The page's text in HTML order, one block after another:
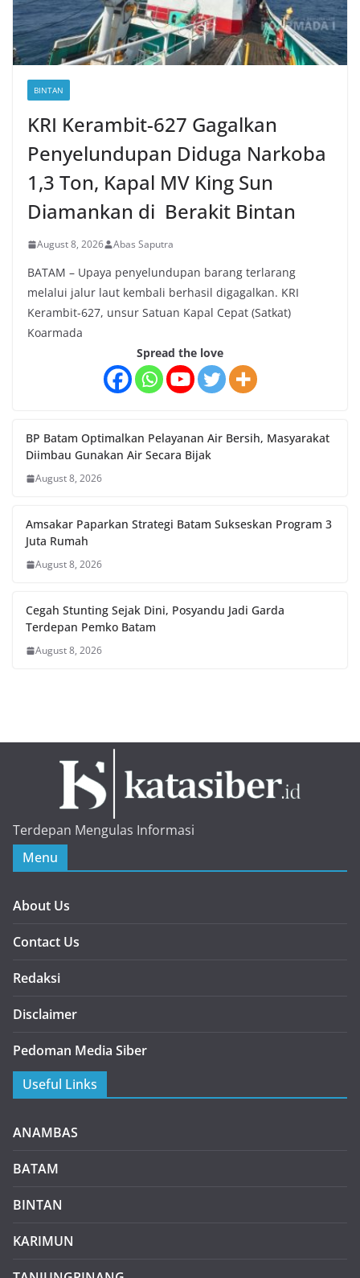
BINTAN
KRI Kerambit-627 Gagalkan
Penyelundupan Diduga Narkoba
1,3 Ton, Kapal MV King Sun
Diamankan di Berakit Bintan
August 8, 2026 Abas Saputra
BATAM – Upaya penyelundupan barang terlarang
melalui jalur laut kembali berhasil digagalkan. KRI
Kerambit-627, unsur Satuan Kapal Cepat (Satkat)
Koarmada
Spread the love
BP Batam Optimalkan Pelayanan Air Bersih, Masyarakat
Diimbau Gunakan Air Secara Bijak
August 8, 2026
Amsakar Paparkan Strategi Batam Sukseskan Program 3
Juta Rumah
August 8, 2026
Cegah Stunting Sejak Dini, Posyandu Jadi Garda
Terdepan Pemko Batam
August 8, 2026
Terdepan Mengulas Informasi
Menu
About Us
Contact Us
Redaksi
Disclaimer
Pedoman Media Siber
Useful Links
ANAMBAS
BATAM
BINTAN
KARIMUN